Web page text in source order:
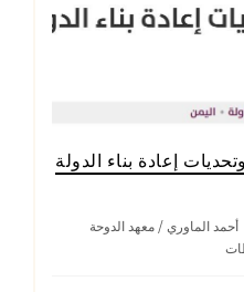
إعادة بناء الدولة
أحمد الماوري / معهد الدوحة